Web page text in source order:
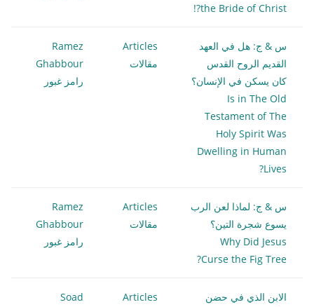
the Bride of Christ?!
س & ج: هل في العهد
القديم الروح القدس
كان يسكن في الإنسان؟
Is in The Old
Testament of The
Holy Spirit Was
Dwelling in Human
Lives?
Articles
مقالات
Ramez
Ghabbour
رامز غبور
س & ج: لماذا لعن الرب
يسوع شجرة التين؟
Why Did Jesus
Curse the Fig Tree?
Articles
مقالات
Ramez
Ghabbour
رامز غبور
الابن الذي في حضن
Articles
Soad